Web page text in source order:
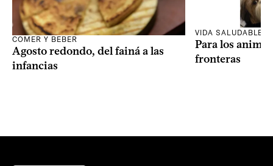
COMER Y BEBER
Agosto redondo, del fainá a las
infancias
VIDA SALUDABLE
Para los
fronteras